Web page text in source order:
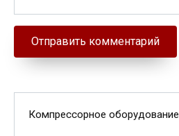
Компрессорное оборудование